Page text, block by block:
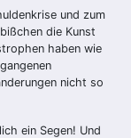
und zum
die Kunst
haben wie
nicht so
ein Segen! Und